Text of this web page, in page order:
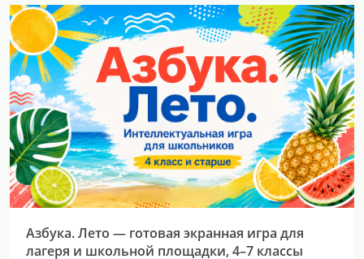
Азбука. Лето — готовая экранная игра для
лагеря и школьной площадки, 4–7 классы